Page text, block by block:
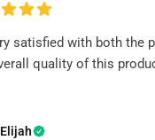
satisfied with both the
quality of this
Elijah